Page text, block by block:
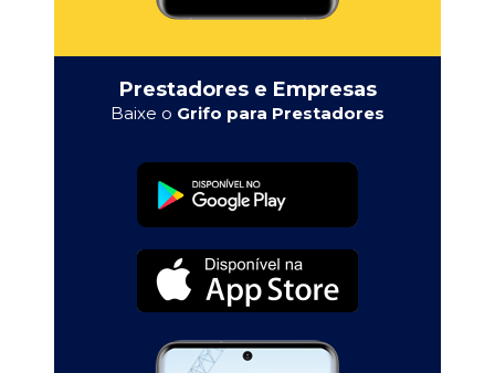
Prestadores e Empresas
Baixe o Grifo para Prestadores